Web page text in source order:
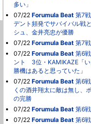
多い」
07/22 Forumula Beat 第7
デント頻発でサバイバル戦
シュ、金井亮忠が優勝
07/22 Forumula Beat 第7
07/22 Forumula Beat 第6
ント 3位・KAMIKAZE「い
勝機はあると思っていた」
07/22 Forumula Beat 第6
くの酒井翔太に敵は無し、
の完勝
07/22 Forumula Beat 第6
07/22 Forumula Beat 第6